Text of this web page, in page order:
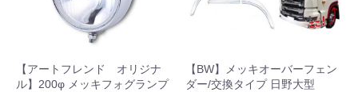
【アートフレンド オリジナ
ル】200φ メッキフォグランプ
【BW】メッキオーバーフェン
ダー/交換タイプ 日野大型